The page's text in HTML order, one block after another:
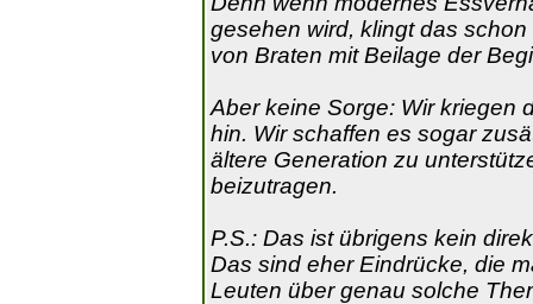
gesehen wird, klingt das
von Braten mit Beilage der
Aber keine Sorge: Wir kriegen
hin. Wir schaffen es sogar
ältere Generation zu
beizutragen.
P.S.: Das ist übrigens kein
Das sind eher Eindrücke, die
Leuten über genau solche